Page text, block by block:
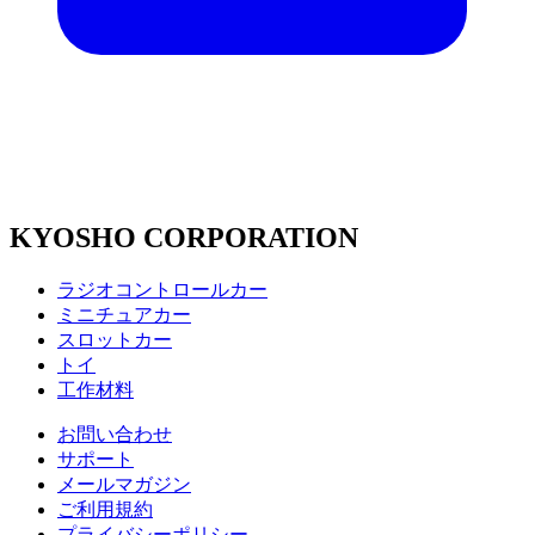
KYOSHO CORPORATION
ラジオコントロールカー
ミニチュアカー
スロットカー
トイ
工作材料
お問い合わせ
サポート
メールマガジン
ご利用規約